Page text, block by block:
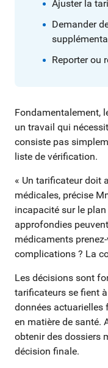
Ajuster la
Demander
Reporter ou
Fondamentalement,
un travail qui
consiste pas
liste de vérification.
« Un tarificateur doit
médicales, précise
incapacité sur le
approfondies
médicaments
complications ? La
Les décisions sont
tarificateurs se fient
données actuarielles
en matière de santé.
obtenir des dossiers
décision finale.